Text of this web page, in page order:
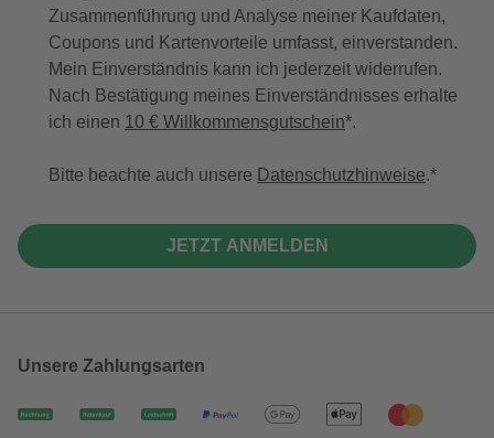
Zusammenführung und Analyse meiner Kaufdaten,
Coupons und Kartenvorteile umfasst, einverstanden.
Mein Einverständnis kann ich jederzeit widerrufen.
Nach Bestätigung meines Einverständnisses erhalte
ich einen 10 € Willkommensgutschein*.
Bitte beachte auch unsere Datenschutzhinweise.
JETZT ANMELDEN
Unsere Zahlungsarten